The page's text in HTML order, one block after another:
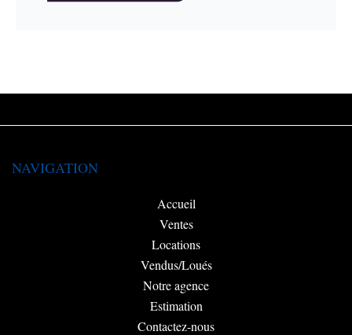
NAVIGATION
Accueil
Ventes
Locations
Vendus/Loués
Notre agence
Estimation
Contactez-nous